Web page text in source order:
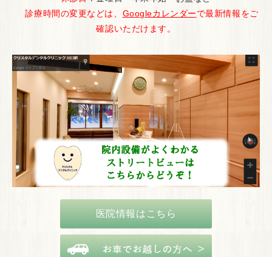
診療時間の変更などは、 Googleカレンダーで最新情報をご
確認いただけます。
医院情報はこちら